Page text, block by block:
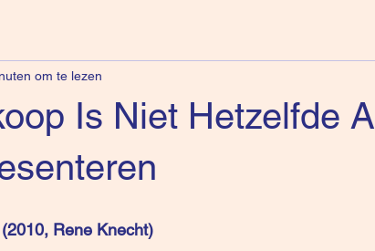
Is Niet Hetzelfde
om te lezen
Rene Knecht)